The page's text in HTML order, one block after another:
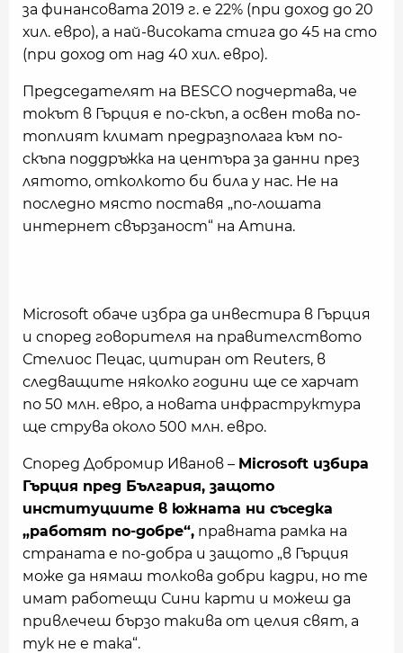
за финансовата 2019 г. е 22% (при доход до 20
хил. евро), а най-високата стига до 45 на сто
(при доход от над 40 хил. евро).
Председателят на BESCO подчертава, че
токът в Гърция е по-скъп, а освен това по-
топлият климат предразполага към по-
скъпа поддръжка на центъра за данни през
лятото, отколкото би била у нас. Не на
последно място поставя „по-лошата
интернет свързаност“ на Атина.
Microsoft обаче избра да инвестира в Гърция
и според говорителя на правителството
Стелиос Пецас, цитиран от Reuters, в
следващите няколко години ще се харчат
по 50 млн. евро, а новата инфраструктура
ще струва около 500 млн. евро.
Според Добромир Иванов – Microsoft избира
Гърция пред България, защото
институциите в южната ни съседка
„работят по-добре“, правната рамка на
страната е по-добра и защото „в Гърция
може да нямаш толкова добри кадри, но те
имат работещи Сини карти и можеш да
привлечеш бързо такива от целия свят, а
тук не е така“.